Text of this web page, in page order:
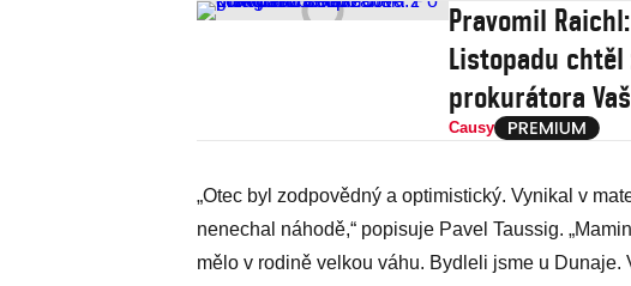
Pravomil
Listopadu
prokurátora
Causy
„Otec byl zodpovědný a optimistický. Vynikal v
nenechal náhodě,“ popisuje Pavel Taussig.
mělo v rodině velkou váhu. Bydleli jsme u